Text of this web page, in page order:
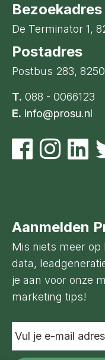
Bezoekadres
De Terminator 1,
Postadres
Postbus 283,
T. 088 - 0066123
E. info@prosu.nl
Aanmelden
Mis niets meer op
data,
je aan voor onze
marketing tips!
Vul
je
e-